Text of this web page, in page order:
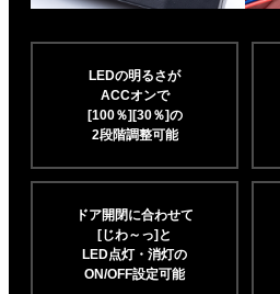
LEDの明るさが
ACCオンで
[100％][30％]の
2段階調整可能
ドア開閉に合わせて
[じわ～っ]と
LED点灯・消灯の
ON/OFF設定可能